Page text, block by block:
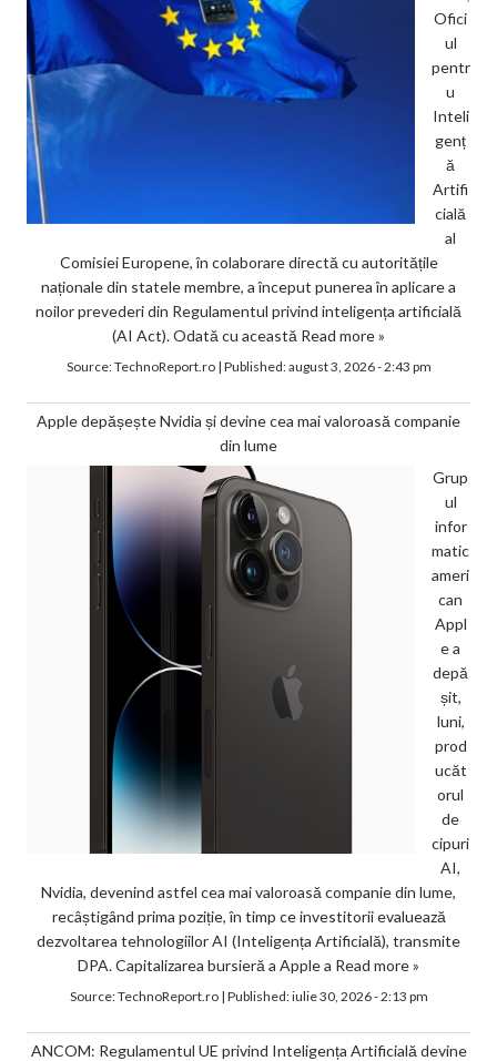
Ofici
ul
pentr
u
Inteli
genț
ă
Artifi
cială
al
Comisiei Europene, în colaborare directă cu autoritățile
naționale din statele membre, a început punerea în aplicare a
noilor prevederi din Regulamentul privind inteligența artificială
(AI Act). Odată cu această Read more »
Source:TechnoReport.ro| Published:august 3, 2026 - 2:43 pm
Apple depășește Nvidia și devine cea mai valoroasă companie
din lume
Grup
ul
infor
matic
ameri
can
Appl
e a
depă
șit,
luni,
prod
ucăt
orul
de
cipuri
AI,
Nvidia, devenind astfel cea mai valoroasă companie din lume,
recâștigând prima poziție, în timp ce investitorii evaluează
dezvoltarea tehnologiilor AI (Inteligența Artificială), transmite
DPA. Capitalizarea bursieră a Apple a Read more »
Source:TechnoReport.ro| Published:iulie 30, 2026 - 2:13 pm
ANCOM: Regulamentul UE privind Inteligența Artificială devine